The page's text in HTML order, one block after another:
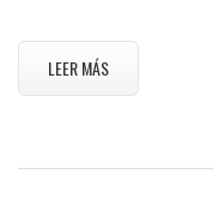
LEER MÁS